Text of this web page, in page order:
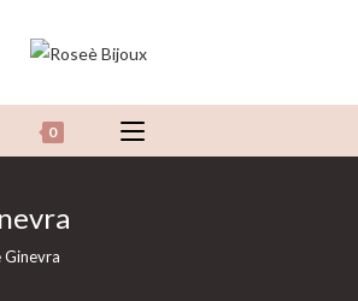
0
Ginevra